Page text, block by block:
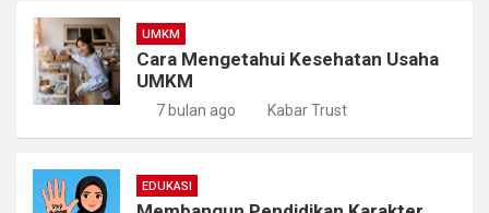
UMKM
Cara Mengetahui Kesehatan Usaha
UMKM
7 bulan ago Kabar Trust
EDUKASI